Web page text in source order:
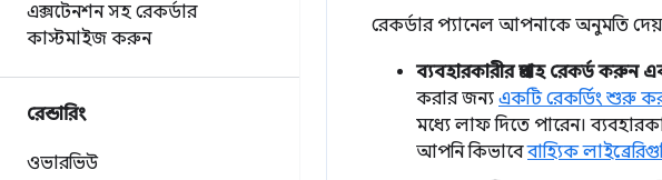
এক্সটেনশন সহ রেকর্ডার
কাস্টমাইজ করুন
রেন্ডারিং
ওভারভিউ
রেকর্ডার প্যানেল আপনাকে অনুমতি
ব্যবহারকারীর প্রবাহ রেকর্ড করুন
করার জন্য একটি রেকর্ডিং শুরু
মধ্যে লাফ দিতে পারেন।
আপনি কিভাবেবাহ্যিক